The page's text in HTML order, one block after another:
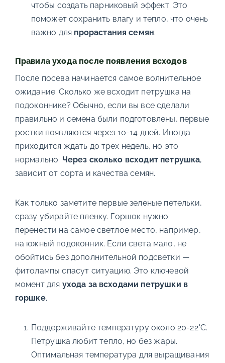
чтобы создать парниковый эффект. Это
поможет сохранить влагу и тепло, что очень
важно для прорастания семян.
Правила ухода после появления всходов
После посева начинается самое волнительное
ожидание. Сколько же всходит петрушка на
подоконнике? Обычно, если вы все сделали
правильно и семена были подготовлены, первые
ростки появляются через 10-14 дней. Иногда
приходится ждать до трех недель, но это
нормально. Через сколько всходит петрушка,
зависит от сорта и качества семян.
Как только заметите первые зеленые петельки,
сразу убирайте пленку. Горшок нужно
перенести на самое светлое место, например,
на южный подоконник. Если света мало, не
обойтись без дополнительной подсветки —
фитолампы спасут ситуацию. Это ключевой
момент для ухода за всходами петрушки в
горшке.
Поддерживайте температуру около 20-22°C.
Петрушка любит тепло, но без жары.
Оптимальная температура для выращивания